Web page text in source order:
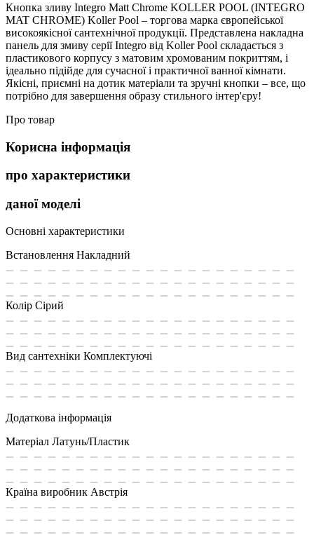
Кнопка зливу Integro Matt Chrome KOLLER POOL (INTEGRO
MAT CHROME) Koller Pool – торгова марка європейської
високоякісної сантехнічної продукції. Представлена накладна
панель для змиву серії Integro від Koller Pool складається з
пластикового корпусу з матовим хромованим покриттям, і
ідеально підійде для сучасної і практичної ванної кімнати.
Якісні, приємні на дотик матеріали та зручні кнопки – все, що
потрібно для завершення образу стильного інтер'єру!
Про товар
Корисна інформація
про характеристики
даної моделі
Основні характеристики
Встановлення Накладний
Колір Сірий
Вид сантехніки Комплектуючі
Додаткова інформація
Матеріал Латунь/Пластик
Країна виробник Австрія